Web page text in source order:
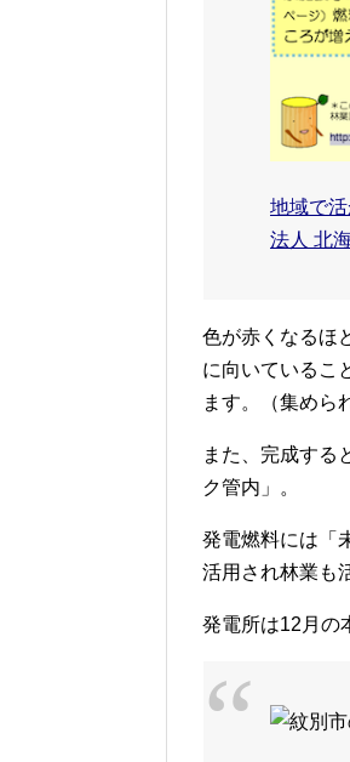
地域で
法人 北
色が赤くなるほ
に向いているこ
ます。（集めら
また、完成する
ク管内」。
発電燃料には「
活用され林業も
発電所は12月の